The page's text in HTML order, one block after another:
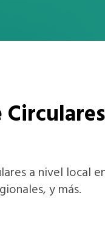
a nivel local
y más.